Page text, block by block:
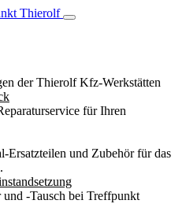
der Thierolf Kfz-Werkstätten
für Ihren
Ersatzteilen und Zubehör für das
und -Tausch bei Treffpunkt